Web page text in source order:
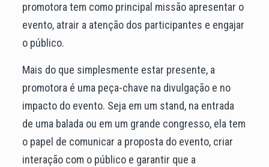
promotora tem como principal missão apresentar o
evento, atrair a atenção dos participantes e engajar
o público.
Mais do que simplesmente estar presente, a
promotora é uma peça-chave na divulgação e no
impacto do evento. Seja em um stand, na entrada
de uma balada ou em um grande congresso, ela tem
o papel de comunicar a proposta do evento, criar
interação com o público e garantir que a